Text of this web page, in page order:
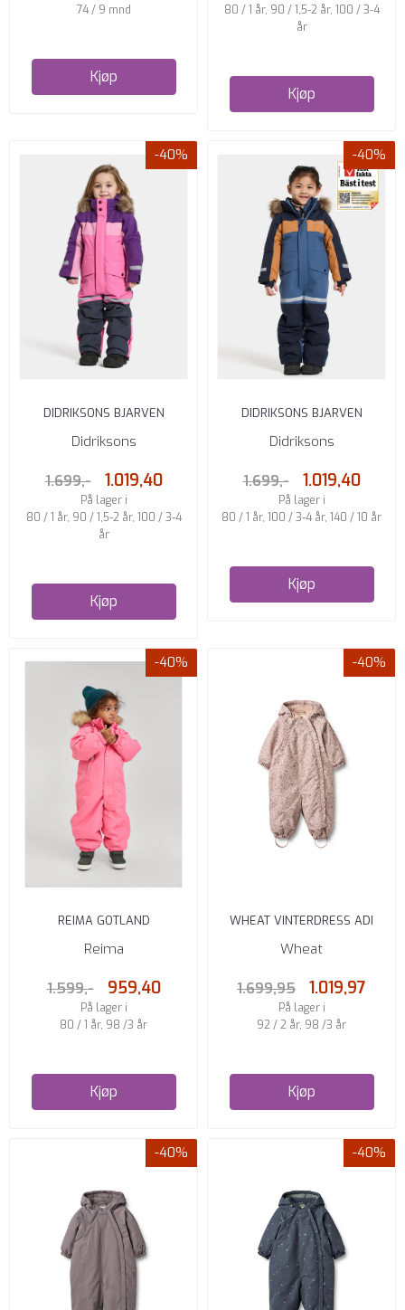
74 / 9 mnd
Kjøp
80 / 1 år, 90 / 1,5-2 år, 100 / 3-4
år
Kjøp
-40%
DIDRIKSONS BJARVEN
VINTERDRESS SWEET PINK
Didriksons
1.699,- 1.019,40
På lager i
80 / 1 år, 90 / 1,5-2 år, 100 / 3-4
år
Kjøp
-40%
DIDRIKSONS BJARVEN
VINTERDRESS GALAXY BLUE
Didriksons
1.699,- 1.019,40
På lager i
80 / 1 år, 100 / 3-4 år, 140 / 10 år
Kjøp
-40%
REIMA GOTLAND
VINTERDRESS REIMATEC
Reima
1.599,- 959,40
På lager i
80 / 1 år, 98 /3 år
Kjøp
-40%
WHEAT VINTERDRESS ADI
ROSE DUST FLOWERS
Wheat
1.699,95 1.019,97
På lager i
92 / 2 år, 98 /3 år
Kjøp
-40% -40%